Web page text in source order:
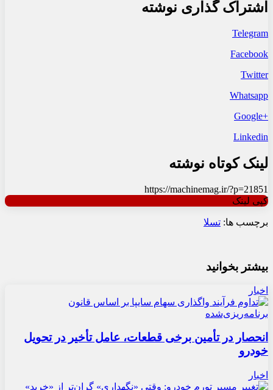
اشتراک گذاری نوشته
Telegram
Facebook
Twitter
Whatsapp
+Google
Linkedin
لینک کوتاه نوشته
https://machinemag.ir/?p=21851
کپی لینک
برچسب ها: تسلا
بیشتر بخوانید
اخبار
انحصار در تأمین برخی قطعات، عامل تأخیر در تحویل
خودرو
اخبار